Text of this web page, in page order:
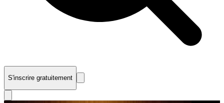
S'inscrire gratuitement